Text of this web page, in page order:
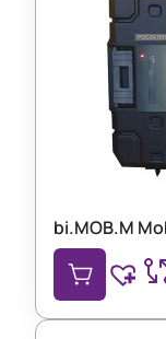
bi.MOB.M